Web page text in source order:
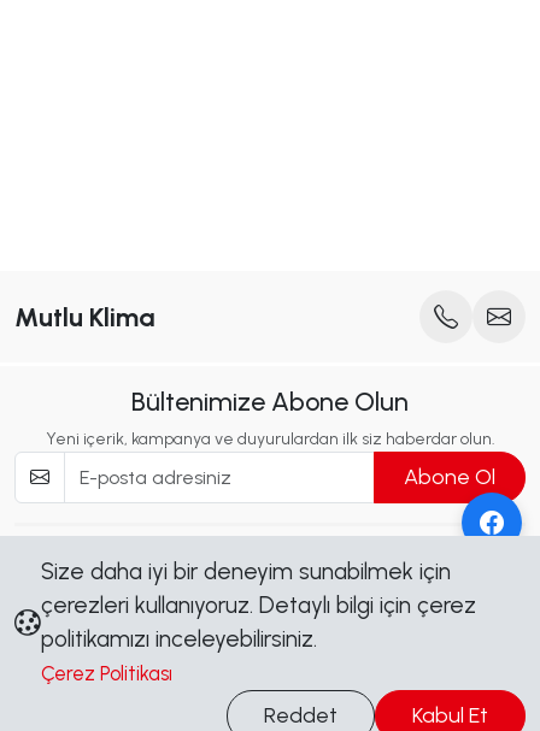
Mutlu Klima
Bültenimize Abone Olun
Yeni içerik, kampanya ve duyurulardan ilk siz haberdar olun.
Abone Ol
Bizi Takip Edin
Sosyal medya hesaplarımızdan güncel kalın, kampanyalardan
haberdar olun.
Size daha iyi bir deneyim sunabilmek için
çerezleri kullanıyoruz. Detaylı bilgi için çerez
politikamızı inceleyebilirsiniz.
Çerez Politikası
Reddet Kabul Et
Bilgi Al